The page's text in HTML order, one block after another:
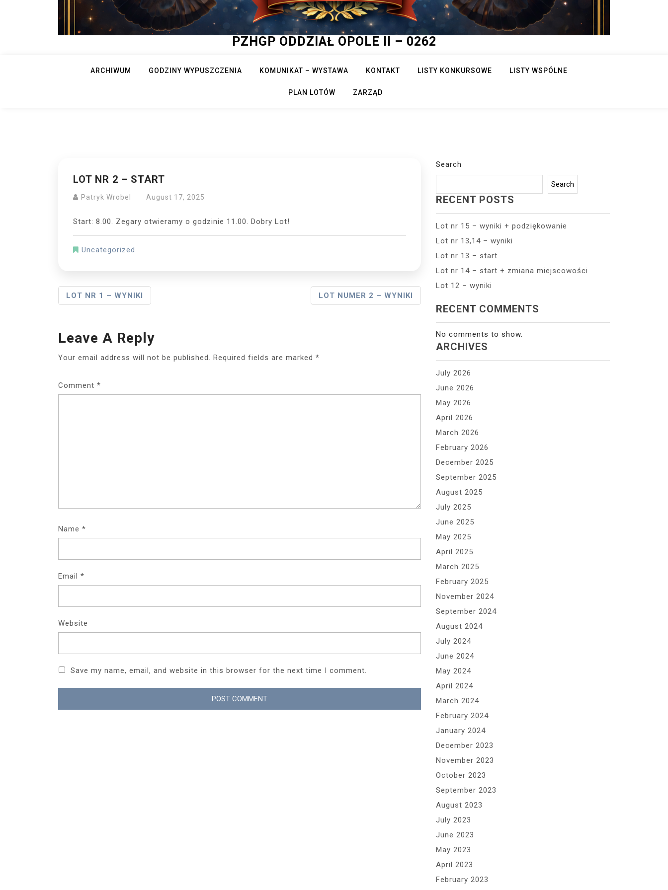
PZHGP ODDZIAŁ OPOLE II – 0262
ARCHIWUM GODZINY WYPUSZCZENIA KOMUNIKAT – WYSTAWA KONTAKT LISTY KONKURSOWE LISTY WSPÓLNE
PLAN LOTÓW ZARZĄD
LOT NR 2 – START
Patryk Wrobel August 17, 2025
Start: 8.00. Zegary otwieramy o godzinie 11.00. Dobry Lot!
Uncategorized
Post
LOT NR 1 – WYNIKI LOT NUMER 2 – WYNIKI
Leave A Reply
Your email address will not be published. Required fields are marked *
Comment *
Name *
Email *
Website
Save my name, email, and website in this browser for the next time I comment.
Search
Search
RECENT POSTS
Lot nr 15 – wyniki + podziękowanie
Lot nr 13,14 – wyniki
Lot nr 13 – start
Lot nr 14 – start + zmiana miejscowości
Lot 12 – wyniki
RECENT COMMENTS
No comments to show.
ARCHIVES
July 2026
June 2026
May 2026
April 2026
March 2026
February 2026
December 2025
September 2025
August 2025
July 2025
June 2025
May 2025
April 2025
March 2025
February 2025
November 2024
September 2024
August 2024
July 2024
June 2024
May 2024
April 2024
March 2024
February 2024
January 2024
December 2023
November 2023
October 2023
September 2023
August 2023
July 2023
June 2023
May 2023
April 2023
February 2023